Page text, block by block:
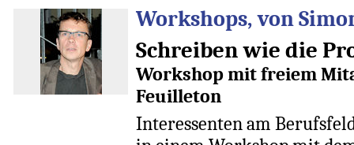
Workshops, von
Schreiben wie die
Workshop mit freiem
Feuilleton
Interessenten am